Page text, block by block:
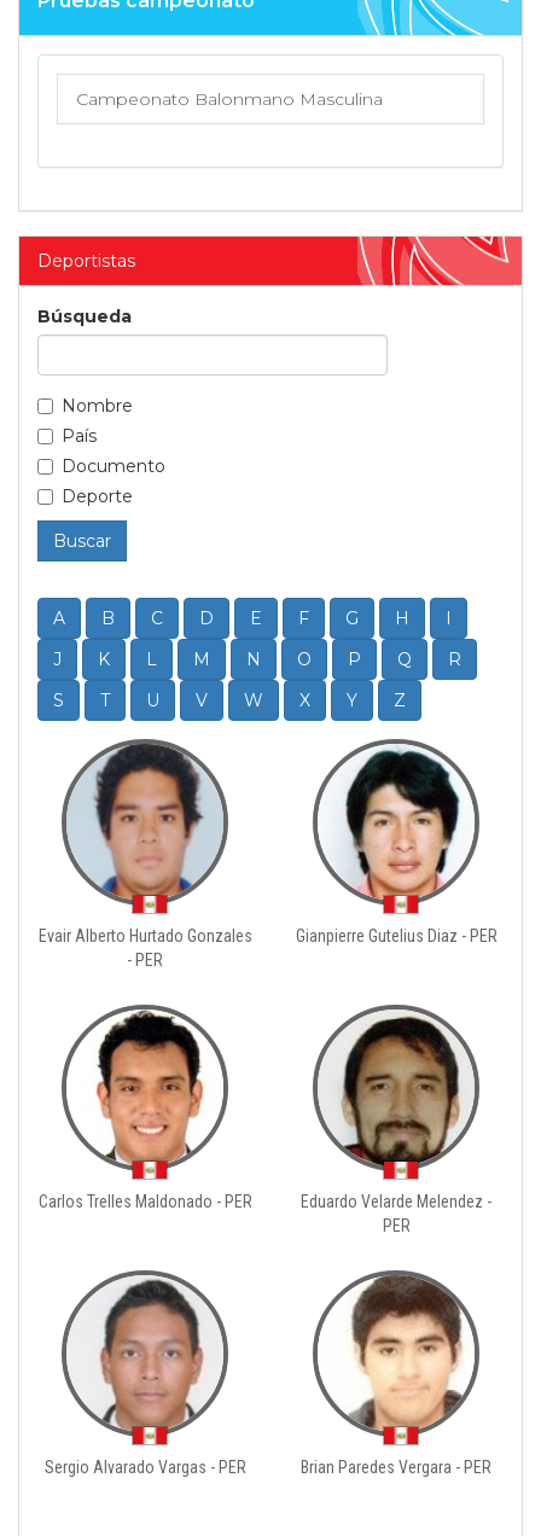
Campeonato Balonmano Masculina
Deportistas
Búsqueda
Nombre
País
Documento
Deporte
Buscar
A B C D E F G H
I
J
K L M N O P Q
R
S
T U V W X Y Z
Evair Alberto Hurtado Gonzales
- PER
Gianpierre Gutelius Diaz - PER
Carlos Trelles Maldonado - PER
Eduardo Velarde Melendez -
PER
Sergio Alvarado Vargas - PER Brian Paredes Vergara - PER